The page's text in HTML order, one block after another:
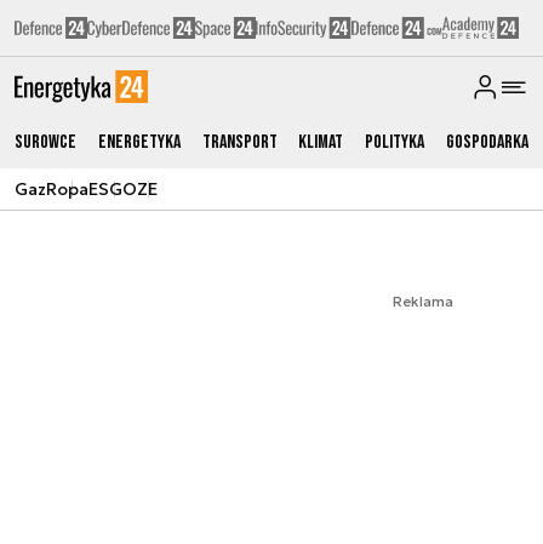
Surowce Energetyka Transport Klimat Polityka Gospodarka
GazRopaESGOZE
Reklama